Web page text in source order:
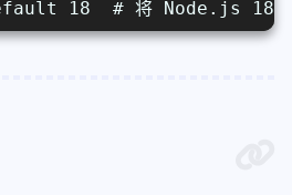
18  # 将 Node.js 18.x